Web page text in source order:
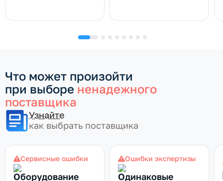
Что может произойти
при выборе ненадежного
поставщика
Узнайте
как выбрать поставщика
Сервисные ошибки
Оборудование
Ошибки экспертизы
Одинаковые